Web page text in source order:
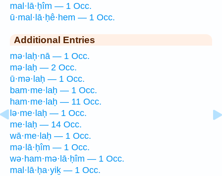
mal·lā·ḥîm — 1 Occ.
ū·mal·lā·ḥê·hem — 1 Occ.
Additional Entries
mə·laḥ·nā — 1 Occ.
mə·laḥ — 2 Occ.
ū·mə·laḥ — 1 Occ.
bam·me·laḥ — 1 Occ.
ham·me·laḥ — 11 Occ.
lə·me·laḥ — 1 Occ.
me·laḥ — 14 Occ.
wā·me·laḥ — 1 Occ.
mə·lā·ḥîm — 1 Occ.
wə·ham·mə·lā·ḥîm — 1 Occ.
mal·lā·ḥa·yiḵ — 1 Occ.